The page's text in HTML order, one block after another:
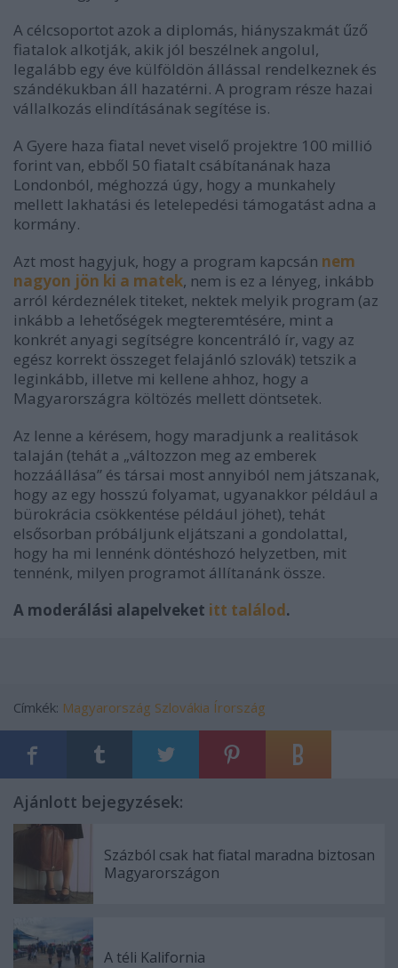
A célcsoportot azok a diplomás, hiányszakmát űző
fiatalok alkotják, akik jól beszélnek angolul,
legalább egy éve külföldön állással rendelkeznek és
szándékukban áll hazatérni. A program része hazai
vállalkozás elindításának segítése is.
A Gyere haza fiatal nevet viselő projektre 100 millió
forint van, ebből 50 fiatalt csábítanának haza
Londonból, méghozzá úgy, hogy a munkahely
mellett lakhatási és letelepedési támogatást adna a
kormány.
Azt most hagyjuk, hogy a program kapcsán nem
nagyon jön ki a matek, nem is ez a lényeg, inkább
arról kérdeznélek titeket, nektek melyik program (az
inkább a lehetőségek megteremtésére, mint a
konkrét anyagi segítségre koncentráló ír, vagy az
egész korrekt összeget felajánló szlovák) tetszik a
leginkább, illetve mi kellene ahhoz, hogy a
Magyarországra költözés mellett döntsetek.
Az lenne a kérésem, hogy maradjunk a realitások
talaján (tehát a „változzon meg az emberek
hozzáállása” és társai most annyiból nem játszanak,
hogy az egy hosszú folyamat, ugyanakkor például a
bürokrácia csökkentése például jöhet), tehát
elsősorban próbáljunk eljátszani a gondolattal,
hogy ha mi lennénk döntéshozó helyzetben, mit
tennénk, milyen programot állítanánk össze.
A moderálási alapelveket itt találod.
Címkék: Magyarország Szlovákia Írország
Ajánlott bejegyzések:
Százból csak hat fiatal maradna biztosan
Magyarországon
A téli Kalifornia